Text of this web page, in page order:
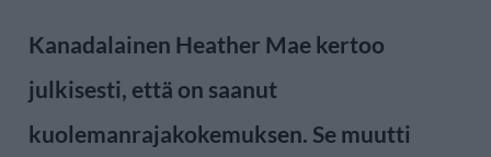
Kanadalainen Heather Mae kertoo
julkisesti, että on saanut
kuolemanrajakokemuksen. Se muutti